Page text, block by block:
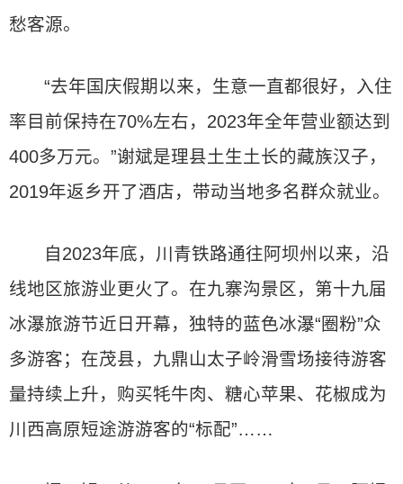
愁客源。
“去年国庆假期以来，生意一直都很好，入住
率目前保持在70%左右，2023年全年营业额达到
400多万元。”谢斌是理县土生土长的藏族汉子，
2019年返乡开了酒店，带动当地多名群众就业。
自2023年底，川青铁路通往阿坝州以来，沿
线地区旅游业更火了。在九寨沟景区，第十九届
冰瀑旅游节近日开幕，独特的蓝色冰瀑“圈粉”众
多游客；在茂县，九鼎山太子岭滑雪场接待游客
量持续上升，购买牦牛肉、糖心苹果、花椒成为
川西高原短途游游客的“标配”……